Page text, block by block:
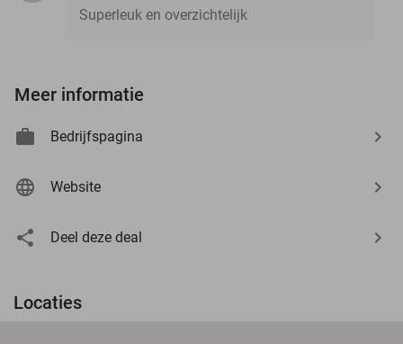
Superleuk en overzichtelijk
Meer informatie
Bedrijfspagina
Website
Deel deze deal
Locaties